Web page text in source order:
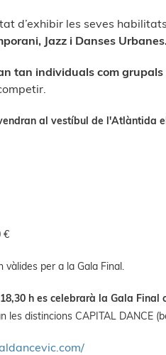
d’exhibir les seves
Jazz i Danses
tan individuals com grupals
al vestíbul de l'Atlàntida
€
per a la Gala Final.
h es celebrarà la Gala Final
distincions CAPITAL DANCE